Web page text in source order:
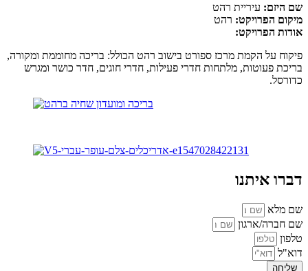
שם היזם: עיריית רהט
מיקום הפרויקט: רהט
אודות הפרויקט:
פיקוח על הקמת מרכז ספורט בישוב רהט הכולל: בריכה מחוממת ומקורה,
בריכת פעוטות, מלתחות חדרי פעילות, חדרי חוגים, חדר כושר ומגרש
כדורסל.
דברו איתנו
שם מלא
שם חברה/ארגון
טלפון
דוא"ל
שליחה